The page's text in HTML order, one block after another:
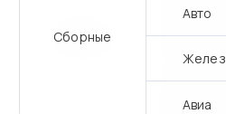
Сборные
Авто
Авиа